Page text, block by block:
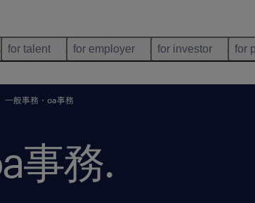
for talent for employer for investor for
一般事務・oa事務
事務.